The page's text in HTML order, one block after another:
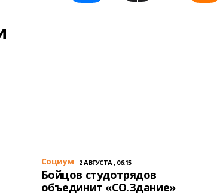
Cоциум 2 АВГУСТА , 06:15
Бойцов студотрядов
объединит «СО.Здание»